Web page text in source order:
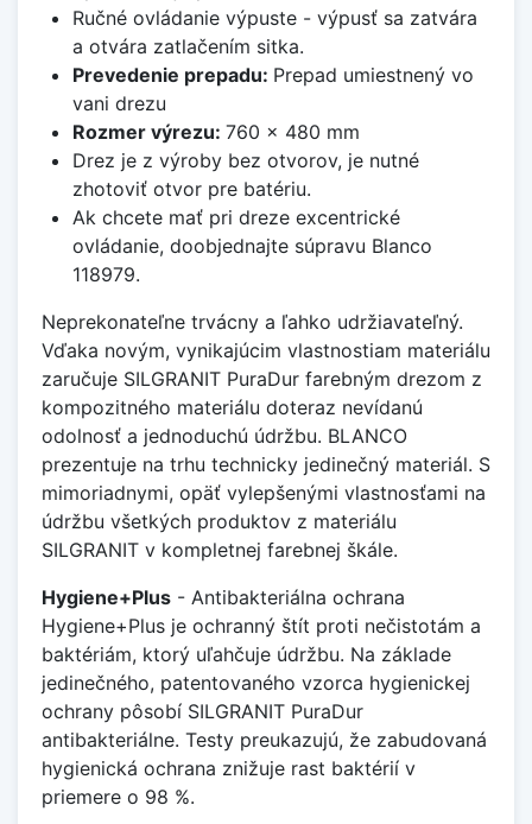
Ručné ovládanie výpuste - výpusť sa zatvára
a otvára zatlačením sitka.
Prevedenie prepadu: Prepad umiestnený vo
vani drezu
Rozmer výrezu: 760 x 480 mm
Drez je z výroby bez otvorov, je nutné
zhotoviť otvor pre batériu.
Ak chcete mať pri dreze excentrické
ovládanie, doobjednajte súpravu Blanco
118979.
Neprekonateľne trvácny a ľahko udržiavateľný.
Vďaka novým, vynikajúcim vlastnostiam materiálu
zaručuje SILGRANIT PuraDur farebným drezom z
kompozitného materiálu doteraz nevídanú
odolnosť a jednoduchú údržbu. BLANCO
prezentuje na trhu technicky jedinečný materiál. S
mimoriadnymi, opäť vylepšenými vlastnosťami na
údržbu všetkých produktov z materiálu
SILGRANIT v kompletnej farebnej škále.
Hygiene+Plus - Antibakteriálna ochrana
Hygiene+Plus je ochranný štít proti nečistotám a
baktériám, ktorý uľahčuje údržbu. Na základe
jedinečného, patentovaného vzorca hygienickej
ochrany pôsobí SILGRANIT PuraDur
antibakteriálne. Testy preukazujú, že zabudovaná
hygienická ochrana znižuje rast baktérií v
priemere o 98 %.